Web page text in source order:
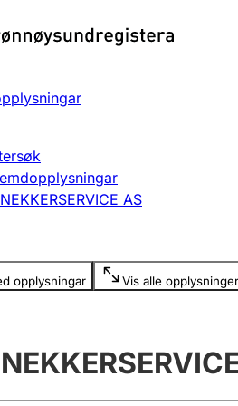
endre, slette
AS
opplysningar Vis alle opplysninger
er skjult